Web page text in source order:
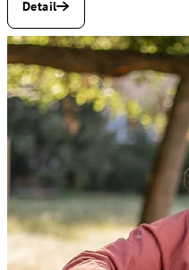
Detail